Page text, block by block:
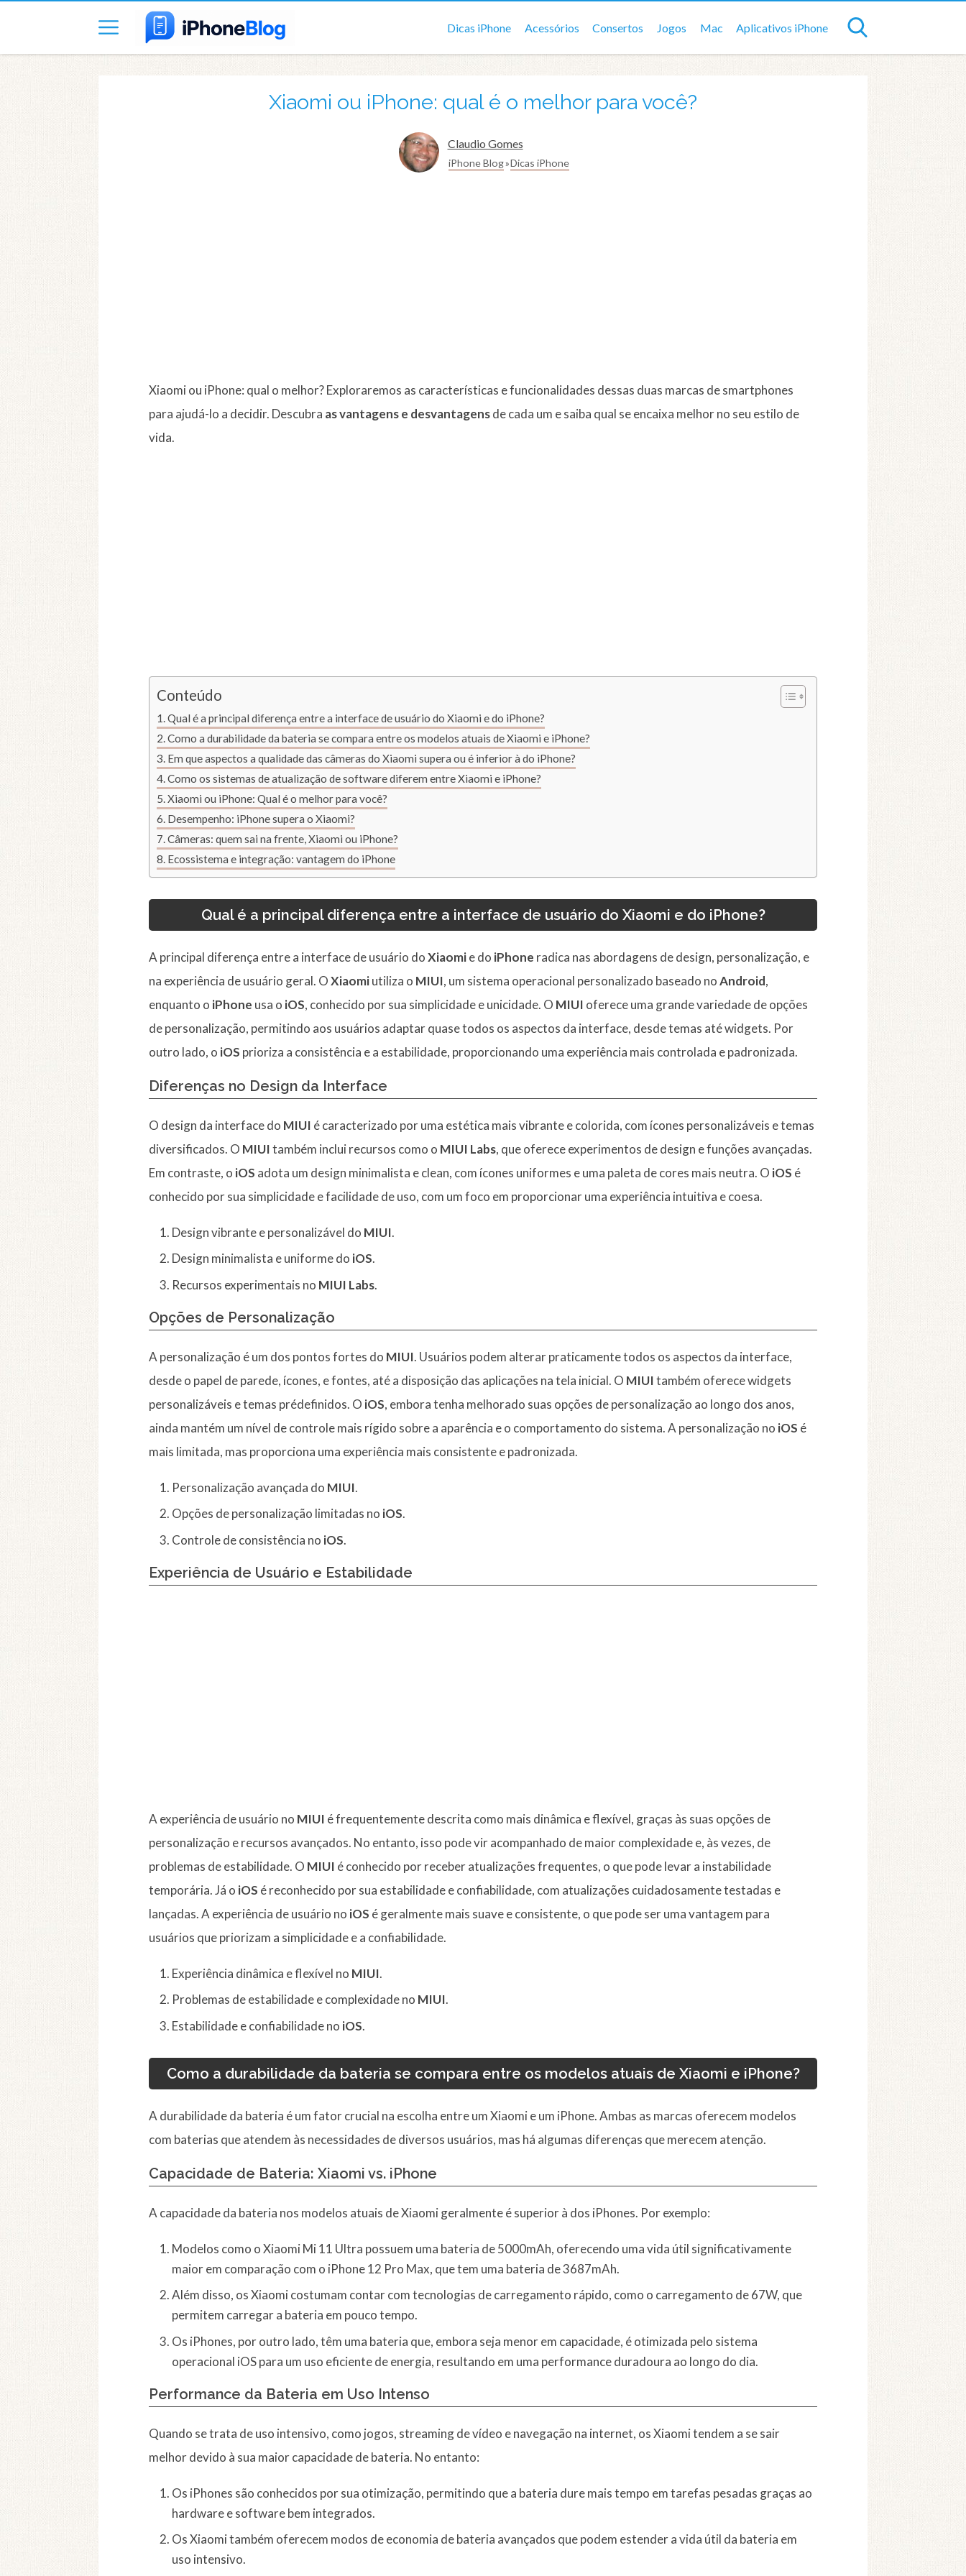
Dicas iPhone Acessórios Consertos Jogos Mac Aplicativos iPhone
Xiaomi ou iPhone: qual é o melhor para você?
Claudio Gomes
iPhone Blog Dicas iPhone
Xiaomi ou iPhone: qual o melhor? Exploraremos as características e funcionalidades dessas duas marcas de smartphones
para ajudá-lo a decidir. Descubra as vantagens e desvantagensde cada um e saiba qual se encaixa melhor no seu estilo de
vida.
Conteúdo
Qual é a principal diferença entre a interface de usuário do Xiaomi e do iPhone?
Como a durabilidade da bateria se compara entre os modelos atuais de Xiaomi e iPhone?
Em que aspectos a qualidade das câmeras do Xiaomi supera ou é inferior à do iPhone?
Como os sistemas de atualização de software diferem entre Xiaomi e iPhone?
Xiaomi ou iPhone: Qual é o melhor para você?
Desempenho: iPhone supera o Xiaomi?
Câmeras: quem sai na frente, Xiaomi ou iPhone?
Ecossistema e integração: vantagem do iPhone
Qual é a principal diferença entre a interface de usuário do Xiaomi e do iPhone?
A principal diferença entre a interface de usuário doXiaomie do iPhone radica nas abordagens de design, personalização, e
na experiência de usuário geral. OXiaomiutiliza o MIUI, um sistema operacional personalizado baseado noAndroid,
enquanto o iPhone usa o iOS, conhecido por sua simplicidade e unicidade. O MIUI oferece uma grande variedade de opções
de personalização, permitindo aos usuários adaptar quase todos os aspectos da interface, desde temas até widgets. Por
outro lado, o iOS prioriza a consistência e a estabilidade, proporcionando uma experiência mais controlada e padronizada.
Diferenças no Design da Interface
O design da interface do MIUI é caracterizado por uma estética mais vibrante e colorida, com ícones personalizáveis e temas
diversificados. O MIUItambém inclui recursos como o MIUI Labs, que oferece experimentos de design e funções avançadas.
Em contraste, o iOS adota um design minimalista e clean, com ícones uniformes e uma paleta de cores mais neutra. O iOS é
conhecido por sua simplicidade e facilidade de uso, com um foco em proporcionar uma experiência intuitiva e coesa.
Design vibrante e personalizável do MIUI.
Design minimalista e uniforme do iOS.
Recursos experimentais no MIUI Labs.
Opções de Personalização
A personalização é um dos pontos fortes do MIUI. Usuários podem alterar praticamente todos os aspectos da interface,
desde o papel de parede, ícones, e fontes, até a disposição das aplicações na tela inicial. O MIUItambém oferece widgets
personalizáveis e temas prédefinidos. O iOS, embora tenha melhorado suas opções de personalização ao longo dos anos,
ainda mantém um nível de controle mais rígido sobre a aparência e o comportamento do sistema. A personalização no iOS é
mais limitada, mas proporciona uma experiência mais consistente e padronizada.
Personalização avançada do MIUI.
Opções de personalização limitadas no iOS.
Controle de consistência no iOS.
Experiência de Usuário e Estabilidade
A experiência de usuário no MIUI é frequentemente descrita como mais dinâmica e flexível, graças às suas opções de
personalização e recursos avançados. No entanto, isso pode vir acompanhado de maior complexidade e, às vezes, de
problemas de estabilidade. O MIUI é conhecido por receber atualizações frequentes, o que pode levar a instabilidade
temporária. Já o iOS é reconhecido por sua estabilidade e confiabilidade, com atualizações cuidadosamente testadas e
lançadas. A experiência de usuário no iOS é geralmente mais suave e consistente, o que pode ser uma vantagem para
usuários que priorizam a simplicidade e a confiabilidade.
Experiência dinâmica e flexível no MIUI.
Problemas de estabilidade e complexidade no MIUI.
Estabilidade e confiabilidade no iOS.
Como a durabilidade da bateria se compara entre os modelos atuais de Xiaomi e iPhone?
A durabilidade da bateria é um fator crucial na escolha entre um Xiaomi e um iPhone. Ambas as marcas oferecem modelos
com baterias que atendem às necessidades de diversos usuários, mas há algumas diferenças que merecem atenção.
Capacidade de Bateria: Xiaomi vs. iPhone
A capacidade da bateria nos modelos atuais de Xiaomi geralmente é superior à dos iPhones. Por exemplo:
Modelos como o Xiaomi Mi 11 Ultra possuem uma bateria de 5000mAh, oferecendo uma vida útil significativamente
maior em comparação com o iPhone 12 Pro Max, que tem uma bateria de 3687mAh.
Além disso, os Xiaomi costumam contar com tecnologias de carregamento rápido, como o carregamento de 67W, que
permitem carregar a bateria em pouco tempo.
Os iPhones, por outro lado, têm uma bateria que, embora seja menor em capacidade, é otimizada pelo sistema
operacional iOS para um uso eficiente de energia, resultando em uma performance duradoura ao longo do dia.
Performance da Bateria em Uso Intenso
Quando se trata de uso intensivo, como jogos, streaming de vídeo e navegação na internet, os Xiaomi tendem a se sair
melhor devido à sua maior capacidade de bateria. No entanto:
Os iPhones são conhecidos por sua otimização, permitindo que a bateria dure mais tempo em tarefas pesadas graças ao
hardware e software bem integrados.
Os Xiaomi também oferecem modos de economia de bateria avançados que podem estender a vida útil da bateria em
uso intensivo.